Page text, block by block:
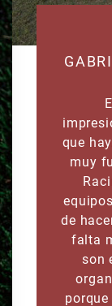
que
muy
de
falta
son